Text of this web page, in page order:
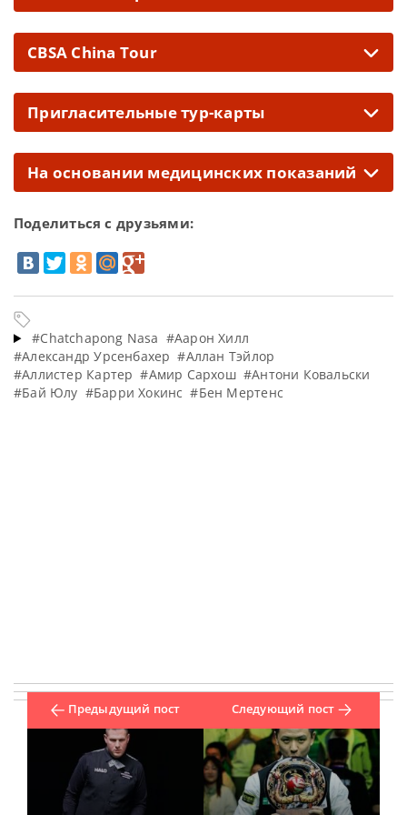
CBSA China Tour
Пригласительные тур-карты
На основании медицинских показаний
Поделиться с друзьями:
#Chatchapong Nasa #Аарон Хилл
#Александр Урсенбахер #Аллан Тэйлор
#Аллистер Картер #Амир Сархош #Антони Ковальски
#Бай Юлу #Барри Хокинс #Бен Мертенс
Предыдущий пост Следующий пост